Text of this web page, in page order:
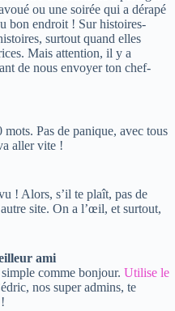
ou une soirée qui a dérapé
bon endroit ! Sur histoires-
surtout quand elles
Mais attention, il y a
de nous envoyer ton chef-
Pas de panique, avec tous
aller vite !
! Alors, s’il te plaît, pas de
site. On a l’œil, et surtout,
ami
comme bonjour. Utilise le
nos super admins, te